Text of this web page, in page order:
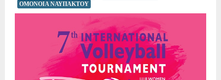
ΟΜΟΝΟΙΑ ΝΑΥΠΑΚΤΟΥ